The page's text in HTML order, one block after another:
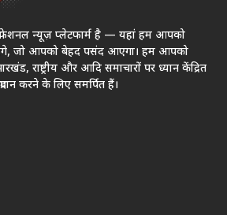
न्यूज़ प्लेटफार्म है — यहां हम आपको
जो आपको बेहद पसंद आएगा। हम आपको
राष्ट्रीय और आदि समाचारों पर ध्यान केंद्रित
करने के लिए समर्पित हैं।